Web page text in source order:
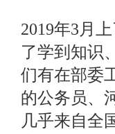
2019年3月
了学到知识
们有在部委
的公务员、
几乎来自全